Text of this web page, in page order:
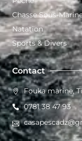
Chasse Sous-
Natation
Sports & Divers
Contact
Fouka marine,
0781 38 47 93